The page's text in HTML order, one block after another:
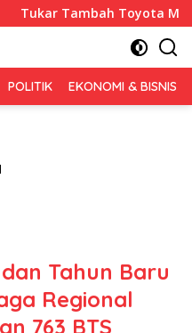
Toyota Meningkat, Trust
POLITIK EKONOMI & BISNIS
Tahun Baru
Regional
763 BTS